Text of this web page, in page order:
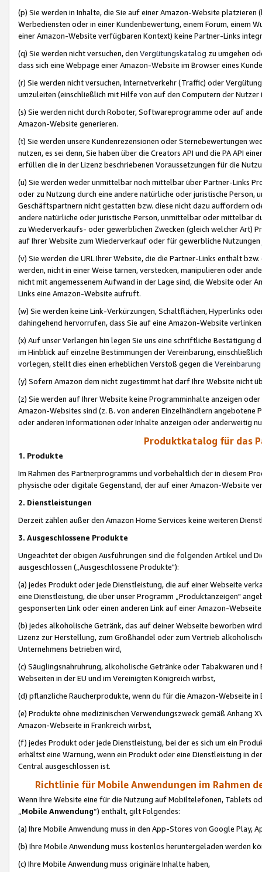
(p) Sie werden in Inhalte, die Sie auf einer Amazon-Website
Werbediensten oder in einer Kundenbewertung, einem Forum, einem
einer Amazon-Website verfügbaren Kontext) keine Partner-Links
(q) Sie werden nicht versuchen, den Vergütungskatalog zu umgehen
dass sich eine Webpage einer Amazon-Website im Browser eines
(r) Sie werden nicht versuchen, Internetverkehr (Traffic) oder
umzuleiten (einschließlich mit Hilfe von auf den Computern der
(s) Sie werden nicht durch Roboter, Softwareprogramme oder auf
Amazon-Website generieren.
(t) Sie werden unsere Kundenrezensionen oder Sternebewertungen
nutzen, es sei denn, Sie haben über die Creators API und die PA API
erfüllen die in der Lizenz beschriebenen Voraussetzungen für die
(u) Sie werden weder unmittelbar noch mittelbar über Partner-Links
oder zu Nutzung durch eine andere natürliche oder juristische
Geschäftspartnern nicht gestatten bzw. diese nicht dazu auffordern
andere natürliche oder juristische Person, unmittelbar oder mittelbar
zu Wiederverkaufs- oder gewerblichen Zwecken (gleich welcher Art)
auf Ihrer Website zum Wiederverkauf oder für gewerbliche
(v) Sie werden die URL Ihrer Website, die die Partner-Links enthält
werden, nicht in einer Weise tarnen, verstecken, manipulieren oder
nicht mit angemessenem Aufwand in der Lage sind, die Website oder
Links eine Amazon-Website aufruft.
(w) Sie werden keine Link-Verkürzungen, Schaltflächen, Hyperlinks
dahingehend hervorrufen, dass Sie auf eine Amazon-Website
(x) Auf unser Verlangen hin legen Sie uns eine schriftliche
im Hinblick auf einzelne Bestimmungen der Vereinbarung,
vorlegen, stellt dies einen erheblichen Verstoß gegen die Vereinbarung
(y) Sofern Amazon dem nicht zugestimmt hat darf Ihre Website nicht
(z) Sie werden auf Ihrer Website keine Programminhalte anzeigen
Amazon-Websites sind (z. B. von anderen Einzelhändlern
oder anderen Informationen oder Inhalte anzeigen oder anderweitig
Produktkatalog für das
1. Produkte
Im Rahmen des Partnerprogramms und vorbehaltlich der in diesem
physische oder digitale Gegenstand, der auf einer Amazon-Website
2. Dienstleistungen
Derzeit zählen außer den Amazon Home Services keine weiteren
3. Ausgeschlossene Produkte
Ungeachtet der obigen Ausführungen sind die folgenden Artikel und
ausgeschlossen („Ausgeschlossene Produkte"):
(a) jedes Produkt oder jede Dienstleistung, die auf einer Webseite
eine Dienstleistung, die über unser Programm „Produktanzeigen"
gesponserten Link oder einen anderen Link auf einer Amazon-
(b) jedes alkoholische Getränk, das auf deiner Webseite beworben
Lizenz zur Herstellung, zum Großhandel oder zum Vertrieb
Unternehmens betrieben wird,
(c) Säuglingsnahruhrung, alkoholische Getränke oder Tabakwaren
Webseiten in der EU und im Vereinigten Königreich wirbst,
(d) pflanzliche Raucherprodukte, wenn du für die Amazon-Webseite in
(e) Produkte ohne medizinischen Verwendungszweck gemäß Anhang
Amazon-Webseite in Frankreich wirbst,
(f) jedes Produkt oder jede Dienstleistung, bei der es sich um ein
erhältst eine Warnung, wenn ein Produkt oder eine Dienstleistung in
Central ausgeschlossen ist.
Richtlinie für Mobile Anwendungen im Rahmen
Wenn Ihre Website eine für die Nutzung auf Mobiltelefonen, Tablets
„Mobile Anwendung“) enthält, gilt Folgendes:
(a) Ihre Mobile Anwendung muss in den App-Stores von Google Play,
(b) Ihre Mobile Anwendung muss kostenlos heruntergeladen werden
(c) Ihre Mobile Anwendung muss originäre Inhalte haben,